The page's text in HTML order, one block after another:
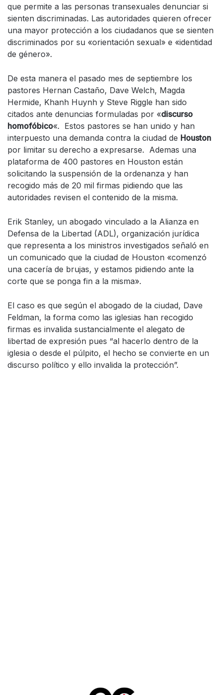
que permite a las personas transexuales denunciar si
sienten discriminadas. Las autoridades quieren ofrecer
una mayor protección a los ciudadanos que se sienten
discriminados por su «orientación sexual» e «identidad
de género».
De esta manera el pasado mes de septiembre los
pastores Hernan Castaño, Dave Welch, Magda
Hermide, Khanh Huynh y Steve Riggle han sido
citados ante denuncias formuladas por «discurso
homofóbico«. Estos pastores se han unido y han
interpuesto una demanda contra la ciudad de Houston
por limitar su derecho a expresarse. Ademas una
plataforma de 400 pastores en Houston están
solicitando la suspensión de la ordenanza y han
recogido más de 20 mil firmas pidiendo que las
autoridades revisen el contenido de la misma.
Erik Stanley, un abogado vinculado a la Alianza en
Defensa de la Libertad (ADL), organización jurídica
que representa a los ministros investigados señaló en
un comunicado que la ciudad de Houston «comenzó
una cacería de brujas, y estamos pidiendo ante la
corte que se ponga fin a la misma».
El caso es que según el abogado de la ciudad, Dave
Feldman, la forma como las iglesias han recogido
firmas es invalida sustancialmente el alegato de
libertad de expresión pues “al hacerlo dentro de la
iglesia o desde el púlpito, el hecho se convierte en un
discurso político y ello invalida la protección”.